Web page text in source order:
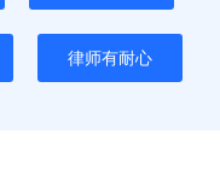
律师有耐心